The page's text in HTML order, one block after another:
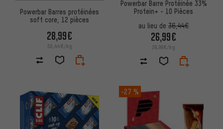
Powerbar Barres protéinées
soft core, 12 pièces
28,99€
50,44€/kg
Powerbar Barre Protéinée 33%
Protein+ - 10 Pièces
au lieu de 36,44€
26,99€
29,96€/kg
-27 %